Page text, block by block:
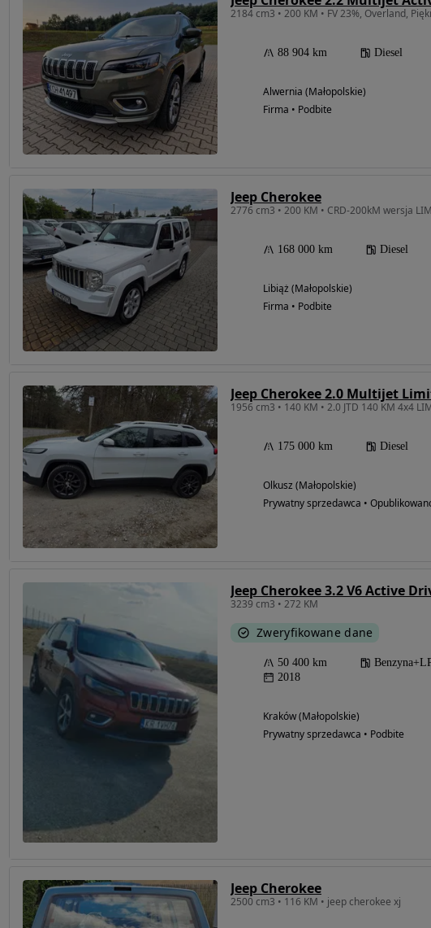
2184 cm3 • 200 KM • FV 23%, Overland,
88 904 km Diesel
Alwernia (Małopolskie)
Firma • Podbite
Jeep Cherokee
168 000 km Diesel
Libiąż (Małopolskie)
Firma • Podbite
Jeep Cherokee 2.0 Multijet
1956 cm3 • 140 KM • 2.0 JTD 140 KM 4x4
175 000 km Diesel
Olkusz (Małopolskie)
Prywatny sprzedawca •
Jeep Cherokee 3.2 V6 Active
3239 cm3 • 272 KM
Zweryfikowane dane
50 400 km
2018
Kraków (Małopolskie)
Prywatny sprzedawca • Podbite
Jeep Cherokee
2500 cm3 • 116 KM • jeep cherokee xj